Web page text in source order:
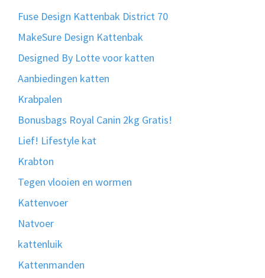
Fuse Design Kattenbak District 70
MakeSure Design Kattenbak
Designed By Lotte voor katten
Aanbiedingen katten
Krabpalen
Bonusbags Royal Canin 2kg Gratis!
Lief! Lifestyle kat
Krabton
Tegen vlooien en wormen
Kattenvoer
Natvoer
kattenluik
Kattenmanden